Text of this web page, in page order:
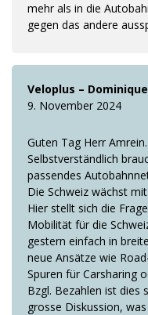
mehr als in die
gegen das andere
Veloplus –
9. November 2024
Guten Tag Herr Amrein.
Selbstverständlich
passendes
Die Schweiz wächst
Hier stellt sich die
Mobilität für die
gestern einfach in
neue Ansätze wie
Spuren für Carsharing
Bzgl. Bezahlen ist dies
grosse Diskussion,